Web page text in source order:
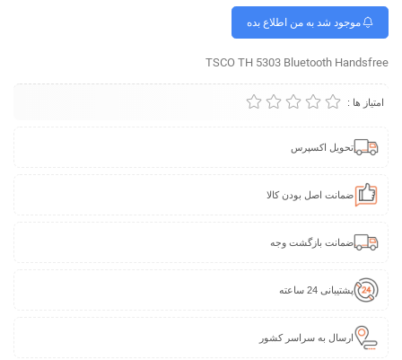
موجود شد به من اطلاع بده
TSCO TH 5303 Bluetooth Handsfree
امتیاز ها :
تحویل اکسپرس
ضمانت اصل بودن کالا
ضمانت بازگشت وجه
پشتیبانی 24 ساعته
ارسال به سراسر کشور